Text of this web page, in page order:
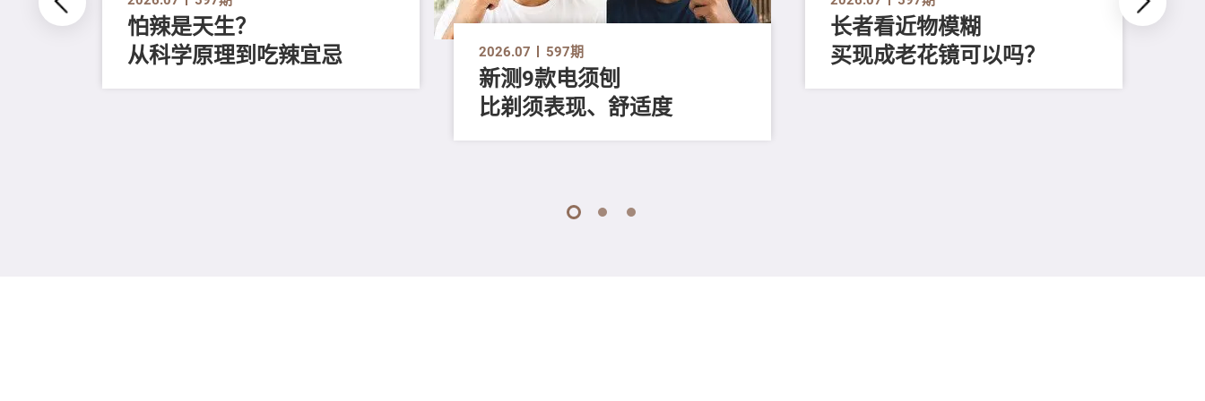
怕辣是天生？
从科学原理到吃辣宜忌
2026.07 597期
新测9款电须刨
比剃须表现、舒适度
长者看近物模糊
买现成老花镜可以吗？
1 2 3